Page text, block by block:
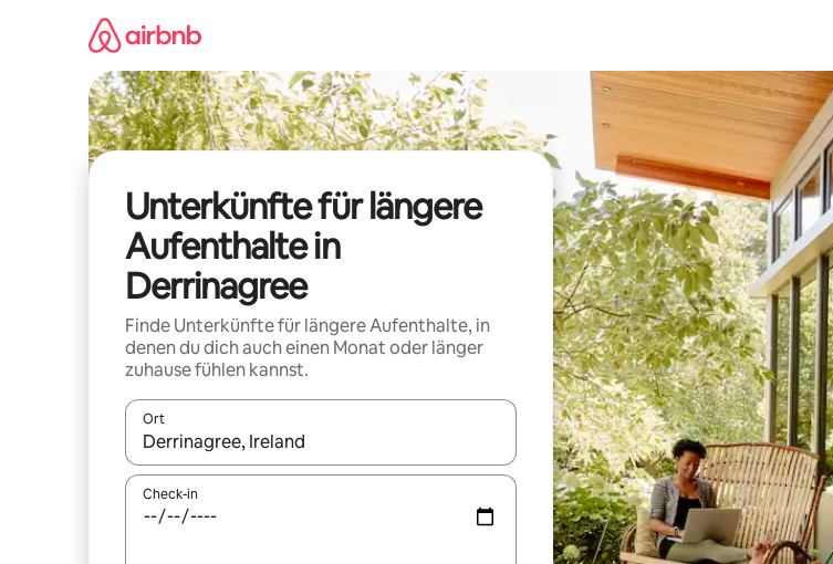
Unterkünfte für längere
Aufenthalte in
Derrinagree
Finde Unterkünfte für längere Aufenthalte, in
denen du dich auch einen Monat oder länger
zuhause fühlen kannst.
Ort
Wenn Ergebnisse verfügbar sind, navigiere mit den Pfeiltasten nach oben und unten oder
Check-in